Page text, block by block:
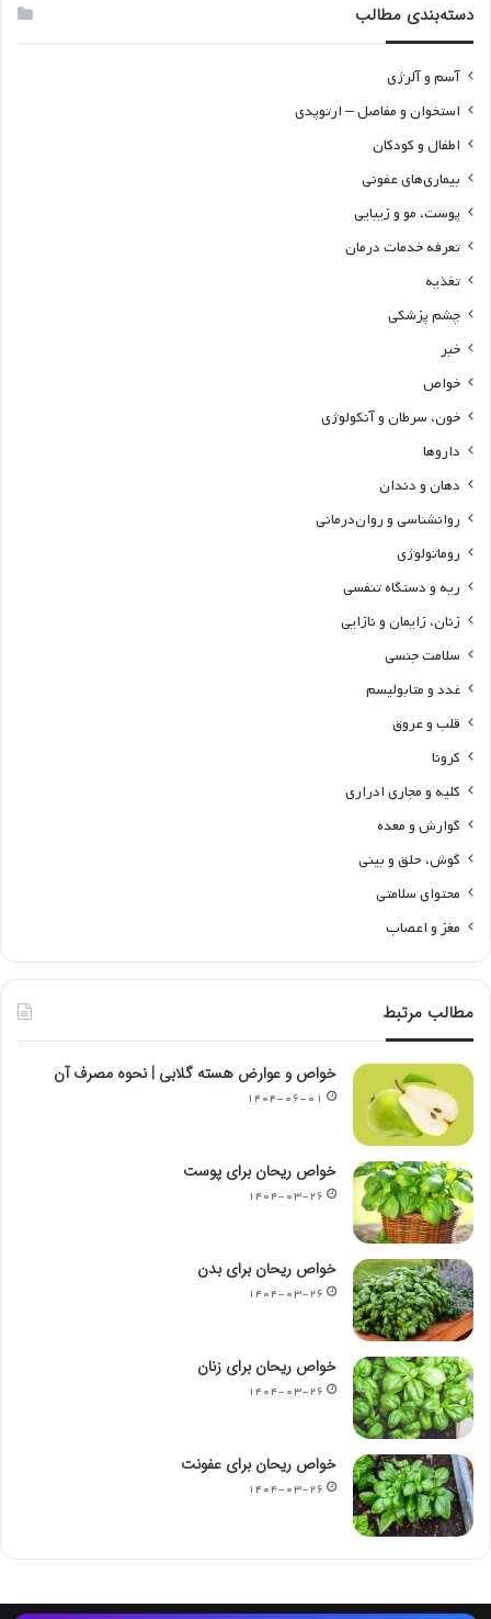
دسته‌بندی مطالب
آسم و آلرژی
استخوان و مفاصل – ارتوپدی
اطفال و کودکان
بیماری‌های عفونی
پوست، مو و زیبایی
تعرفه خدمات درمان
تغذیه
چشم پزشکی
خبر
خواص
خون، سرطان و آنکولوژی
داروها
دهان و دندان
روانشناسی و روان‌درمانی
روماتولوژی
ریه و دستگاه تنفسی
زنان، زایمان و نازایی
سلامت جنسی
غدد و متابولیسم
قلب و عروق
کرونا
کلیه و مجاری ادراری
گوارش و معده
گوش، حلق و بینی
محتوای سلامتی
مغز و اعصاب
مطالب مرتبط
خواص و عوارض هسته گلابی | نحوه مصرف آن
۱۴۰۴-۰۶-۰۱
خواص ریحان برای پوست
۱۴۰۴-۰۳-۲۶
خواص ریحان برای بدن
۱۴۰۴-۰۳-۲۶
خواص ریحان برای زنان
۱۴۰۴-۰۳-۲۶
خواص ریحان برای عفونت
۱۴۰۴-۰۳-۲۶